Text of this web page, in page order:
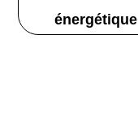
énergétique